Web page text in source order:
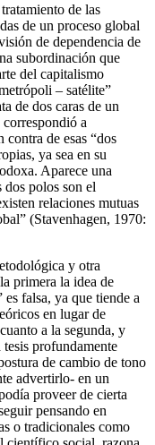
de las
de un proceso global
de dependencia de
subordinación que
del capitalismo
– satélite”
de dos caras de un
a
contra de esas “dos
ya sea en su
Aparece una
dos polos son el
relaciones mutuas
(Stavenhagen, 1970:
y otra
primera la idea de
falsa, ya que tiende a
en lugar de
a la segunda, y
tesis profundamente
de cambio de tono
advertirlo- en un
proveer de cierta
pensando en
o tradicionales como